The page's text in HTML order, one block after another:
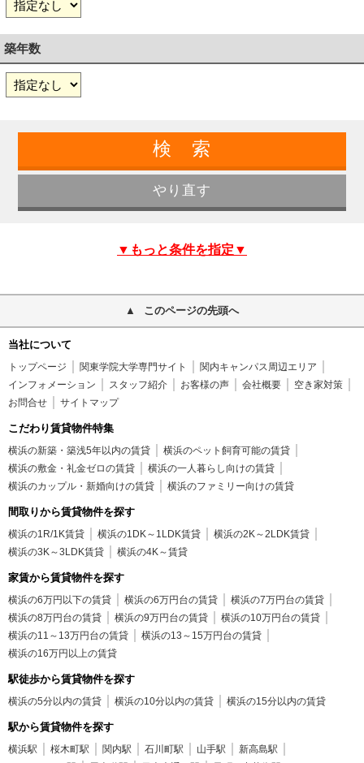
築年数
▼もっと条件を指定▼
このページの先頭へ
当社について
トップページ 関東学院大学専門サイト
関内キャンパス周辺エリア
インフォメーション
スタッフ紹介 お客様の声 会社概要
空き家対策
お問合せ
サイトマップ
こだわり賃貸物件特集
横浜の新築・築浅5年以内の賃貸
横浜のペット飼育可能の賃貸
横浜の敷金・礼金ゼロの賃貸
横浜の一人暮らし向けの賃貸
横浜のカップル・新婚向けの賃貸
横浜のファミリー向けの賃貸
間取りから賃貸物件を探す
横浜の1R/1K賃貸 横浜の1DK～1LDK賃貸
横浜の2K～2LDK賃貸
横浜の3K～3LDK賃貸
横浜の4K～賃貸
家賃から賃貸物件を探す
横浜の6万円以下の賃貸 横浜の6万円台の賃貸
横浜の7万円台の賃貸
横浜の8万円台の賃貸
横浜の9万円台の賃貸
横浜の10万円台の賃貸
横浜の11～13万円台の賃貸
横浜の13～15万円台の賃貸
横浜の16万円以上の賃貸
駅徒歩から賃貸物件を探す
横浜の5分以内の賃貸 横浜の10分以内の賃貸 横浜の15分以内の賃貸
駅から賃貸物件を探す
横浜駅 桜木町駅 関内駅 石川町駅 山手駅
新高島駅